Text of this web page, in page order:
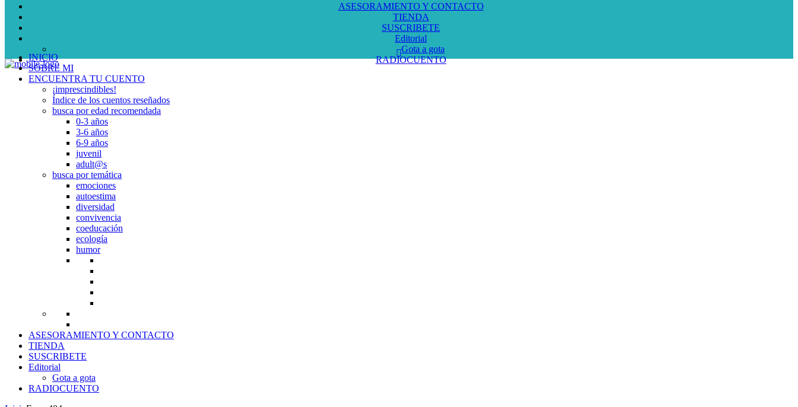
ASESORAMIENTO Y CONTACTO
TIENDA
SUSCRIBETE
Editorial
Gota a gota
RADIOCUENTO
INICIO
SOBRE MI
ENCUENTRA TU CUENTO
¡imprescindibles!
Índice de los cuentos reseñados
busca por edad recomendada
0-3 años
3-6 años
6-9 años
juvenil
adult@s
busca por temática
emociones
autoestima
diversidad
convivencia
coeducación
ecología
humor
ASESORAMIENTO Y CONTACTO
TIENDA
SUSCRIBETE
Editorial
Gota a gota
RADIOCUENTO